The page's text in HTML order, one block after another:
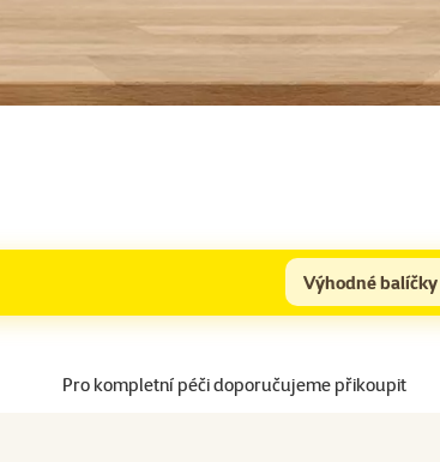
Výhodné balíčky
Pro kompletní péči doporučujeme přikoupit